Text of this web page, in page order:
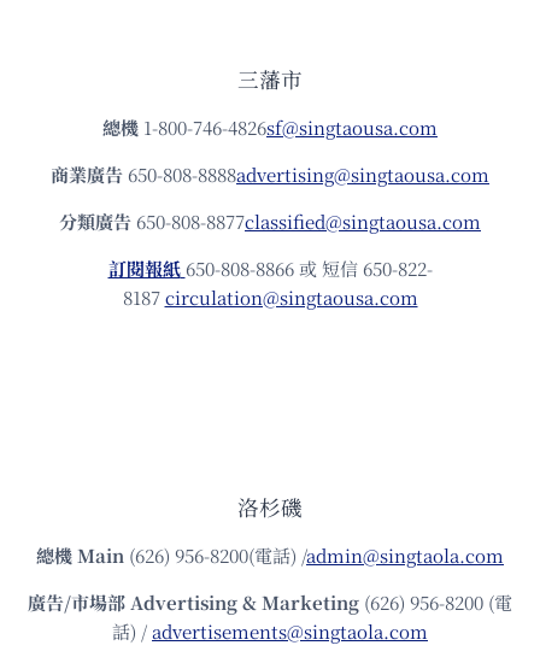
三藩市
總機 1-800-746-4826sf@singtaousa.com
商業廣告 650-808-8888advertising@singtaousa.com
分類廣告 650-808-8877classified@singtaousa.com
訂閱報紙 650-808-8866 或 短信 650-822-
8187circulation@singtaousa.com
洛杉磯
總機Main (626) 956-8200(電話) /admin@singtaola.com
廣告/市場部Advertising & Marketing (626) 956-8200 (電
話) /advertisements@singtaola.com